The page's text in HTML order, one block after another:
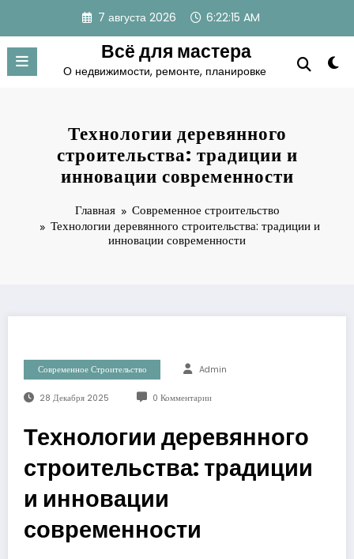
содержимому
7 августа 2026 6:22:16 AM
Всё для мастера
О недвижимости, ремонте, планировке
Технологии деревянного
строительства: традиции и
инновации современности
Главная
Современное строительство
Технологии деревянного строительства: традиции и
инновации современности
Современное Строительство Admin
28 Декабря 2025 0 Комментарии
Технологии деревянного
строительства: традиции
и инновации
современности